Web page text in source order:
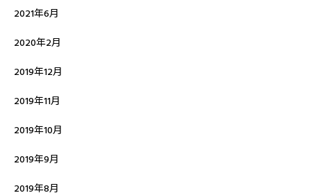
2021年6月
2020年2月
2019年12月
2019年11月
2019年10月
2019年9月
2019年8月